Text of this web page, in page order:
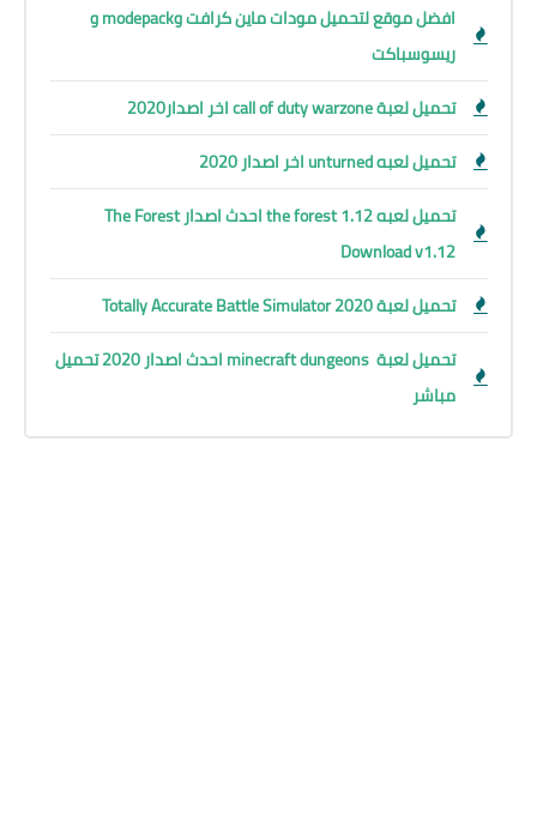
افضل موقع لتحميل مودات ماين كرافت وmodepack و
ريسوسباكت
تحميل لعبة call of duty warzone اخر اصدار2020
تحميل لعبه unturned اخر اصدار 2020
تحميل لعبه the forest 1.12 احدث اصدار The Forest
Download v1.12
تحميل لعبة Totally Accurate Battle Simulator 2020
تحميل لعبة minecraft dungeons احدث اصدار 2020 تحميل
مباشر